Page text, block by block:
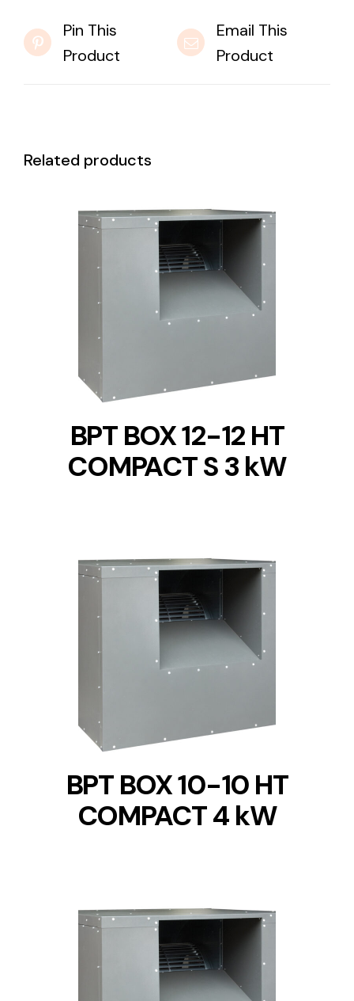
Pin This
Product
Email This
Product
Related products
DETAILS
BPT BOX 12-12 HT
COMPACT S 3 kW
DETAILS
BPT BOX 10-10 HT
COMPACT 4 kW